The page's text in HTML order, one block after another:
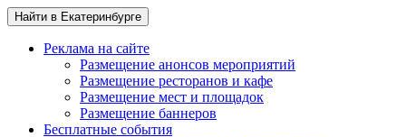
Найти в Екатеринбурге
Реклама на сайте
Размещение анонсов мероприятий
Размещение ресторанов и кафе
Размещение мест и площадок
Размещение баннеров
Бесплатные события